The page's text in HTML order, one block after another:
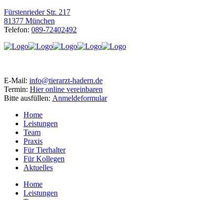
Fürstenrieder Str. 217
81377 München
Telefon: 089-72402492
E-Mail: info@tierarzt-hadern.de
Termin: Hier online vereinbaren
Bitte ausfüllen: Anmeldeformular
Home
Leistungen
Team
Praxis
Für Tierhalter
Für Kollegen
Aktuelles
Home
Leistungen